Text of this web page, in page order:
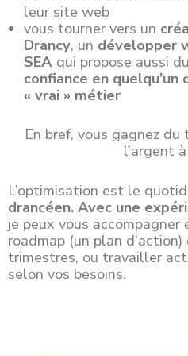
leur site web
vous tourner vers un
Drancy, un développer
SEA qui propose aussi
confiance en quelqu’un
« vrai » métier
En bref, vous gagnez
l’argent
L’optimisation est le
drancéen. Avec une
je peux vous accompagner
roadmap (un plan
trimestres, ou travailler
selon vos besoins.